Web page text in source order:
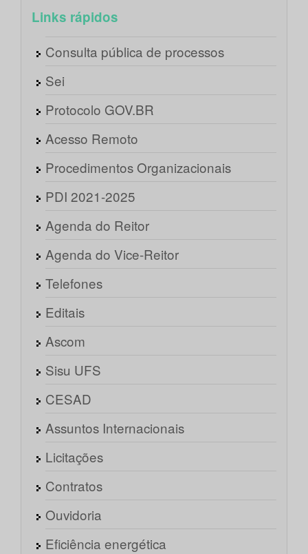
Links rápidos
Consulta pública de processos
Sei
Protocolo GOV.BR
Acesso Remoto
Procedimentos Organizacionais
PDI 2021-2025
Agenda do Reitor
Agenda do Vice-Reitor
Telefones
Editais
Ascom
Sisu UFS
CESAD
Assuntos Internacionais
Licitações
Contratos
Ouvidoria
Eficiência energética